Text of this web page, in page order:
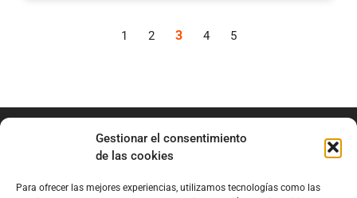
Gestionar el consentimiento
de las cookies
Para ofrecer las mejores experiencias, utilizamos tecnologías como las
1 2 3 4 5